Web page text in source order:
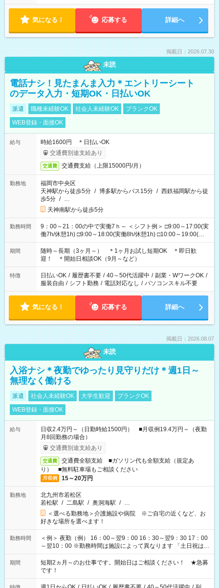
気になる！ 応募する 詳細へ
掲載日：2026.07.30
未読
電話ナシ！見たまんま入力＊エントリーシート
のデータ入力・短期OK・日払いOK
派遣 職種未経験OK 社会人未経験OK
ブランクOK
WEB登録・面接OK
給与
時給1600円 ＊日払いOK
交通費別途支給あり
交通費 交通費支給（上限15000円/月）
勤務地
福岡市中央区
天神駅から徒歩5分 / 博多駅からバス15分 / 西鉄福岡駅から徒
歩5分 / …
天神南駅から徒歩5分
勤務時間
9：00～21：00の中で実働7ｈ～ ＜シフト例＞ □9:00～17:00(実
働7h/休憩1h) □9:00～18:00(実働8h/休憩1h) □10:00～19:00(実
働8h/休憩1h) □11:00～20:00(実働8h/休憩1h) □12:00～20:00(実
働7h/休憩1h) □12:00～21:00(実働7h/休憩1h) ＊固定OK ＊選べ
る時間帯！
期間
随時～長期（3ヶ月～） ＊1ヶ月お試し短期OK ＊即日歓
迎！ ＊開始日相談OK（9月～など）
特徴 日払いOK / 履歴書不要 / 40～50代活躍中 / 副業・WワークOK /
服装自由 / シフト勤務 / 電話対応なし / パソコンスキル不要
気になる！ 応募する 詳細へ
掲載日：2026.08.07
未読
入浴ナシ＊夜勤でゆったり見守りだけ＊週1日～
無理なく働ける
派遣 社会人未経験OK 大学生歓迎
ブランクOK
WEB登録・面接OK
給与
日収2.4万円～（日勤時給1500円） ■月収例19.4万円～（夜勤
月8回勤務の場合）
交通費別途支給あり
交通費
交通費全額支給 ■ガソリン代も全額支給（規定あ
り） ■無料駐車場もご相談ください
月収例 15～20万円
勤務地
北九州市若松区
若松駅 / 二島駅 / 奥洞海駅 / …
＜選べる勤務地＞介護施設や病院 ※ご自宅の近くなど、お
好きな場所を選べます！
勤務時間
＜例＞ 夜勤（例） 16：00～翌9：00 16：30～翌9：30 17：00
～翌10：00 ※勤務時間は施設によって異なります 「土日祝は休
みたい」 「しっかり稼ぎたい」 「もう少し遅い時間から始めた
い」など ご希望にあったお仕事をご案内いたします。 ※未経験
の方の場合は1～2ヶ月間は日中での仕事を経験いただき、 お
仕事に慣れてからの夜勤になります。 ★家庭の都合でお休みが
必要な場合も遠慮なくご相談ください。
期間
短期2ヵ月～のお仕事です。開始日はご相談ください！ ★急募
です！